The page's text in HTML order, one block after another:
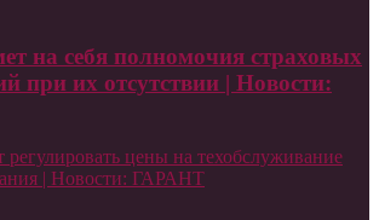
на себя полномочия страховых
при их отсутствии | Новости:
регулировать цены на техобслуживание
| Новости: ГАРАНТ